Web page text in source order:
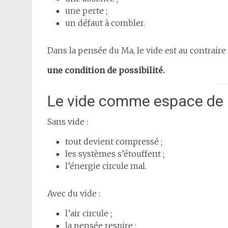
une perte ;
un défaut à combler.
Dans la pensée du Ma, le vide est au contraire
une condition de possibilité.
Le vide comme espace
Sans vide :
tout devient compressé ;
les systèmes s’étouffent ;
l’énergie circule mal.
Avec du vide :
l’air circule ;
la pensée respire ;